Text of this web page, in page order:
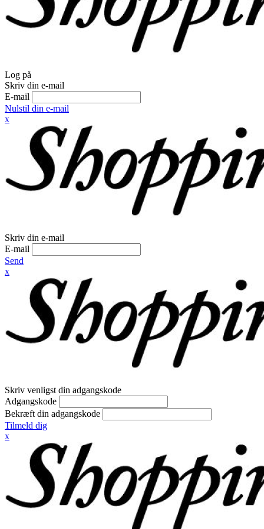
Log på
Skriv din e-mail
E-mail
Nulstil din e-mail
x
Skriv din e-mail
E-mail
Send
x
Skriv venligst din adgangskode
Adgangskode
Bekræft din adgangskode
Tilmeld dig
x